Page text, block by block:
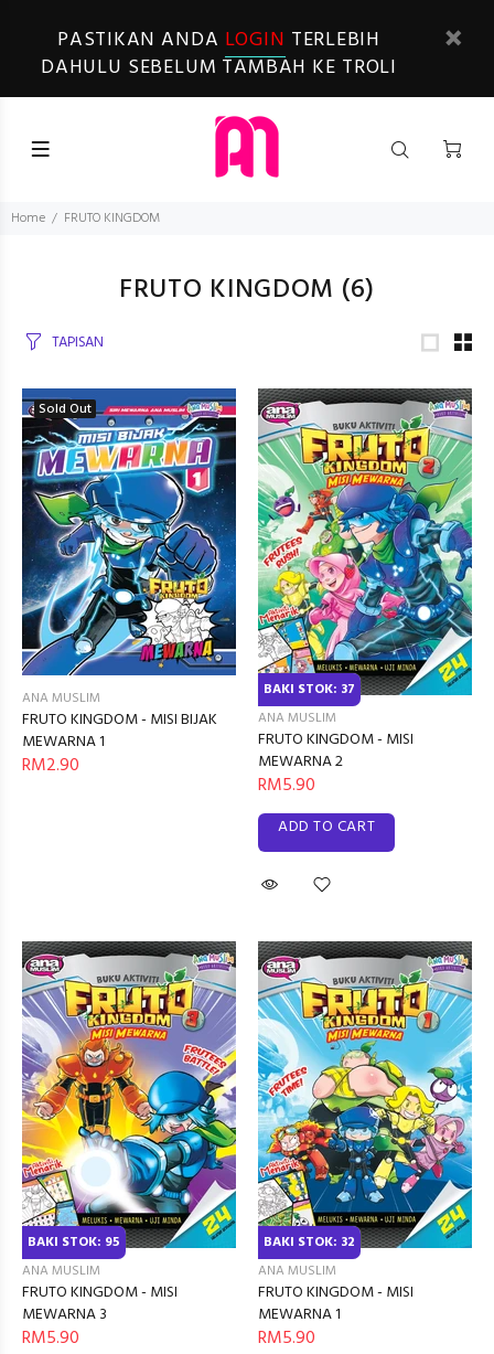
PASTIKAN ANDA LOGIN TERLEBIH
DAHULU SEBELUM TAMBAH KE TROLI
Home FRUTO KINGDOM
FRUTO KINGDOM (6)
TAPISAN
Sold Out
ANA MUSLIM
FRUTO KINGDOM - MISI BIJAK
MEWARNA 1
RM2.90
BAKI STOK: 37
ANA MUSLIM
FRUTO KINGDOM - MISI
MEWARNA 2
RM5.90
ADD TO CART
BAKI STOK: 95
ANA MUSLIM
FRUTO KINGDOM - MISI
MEWARNA 3
RM5.90
BAKI STOK: 32
ANA MUSLIM
FRUTO KINGDOM - MISI
MEWARNA 1
RM5.90